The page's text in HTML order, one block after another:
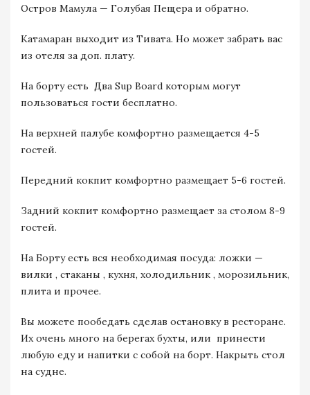
Остров Мамула — Голубая Пещера и обратно.
Катамаран выходит из Тивата. Но может забрать вас
из отеля за доп. плату.
На борту есть Два Sup Board которым могут
пользоваться гости бесплатно.
На верхней палубе комфортно размещается 4-5
гостей.
Передний кокпит комфортно размещает 5-6 гостей.
Задний кокпит комфортно размещает за столом 8-9
гостей.
На Борту есть вся необходимая посуда: ложки —
вилки , стаканы , кухня, холодильник , морозильник,
плита и прочее.
Вы можете пообедать сделав остановку в ресторане.
Их очень много на берегах бухты, или принести
любую еду и напитки с собой на борт. Накрыть стол
на судне.